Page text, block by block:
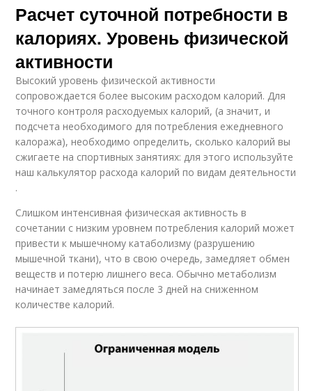
Расчет суточной потребности в
калориях. Уровень физической
активности
Высокий уровень физической активности
сопровождается более высоким расходом калорий. Для
точного контроля расходуемых калорий, (а значит, и
подсчета необходимого для потребления ежедневного
калоража), необходимо определить, сколько калорий вы
сжигаете на спортивных занятиях: для этого используйте
наш калькулятор расхода калорий по видам деятельности
.
Слишком интенсивная физическая активность в
сочетании с низким уровнем потребления калорий может
привести к мышечному катаболизму (разрушению
мышечной ткани), что в свою очередь, замедляет обмен
веществ и потерю лишнего веса. Обычно метаболизм
начинает замедляться после 3 дней на сниженном
количестве калорий.